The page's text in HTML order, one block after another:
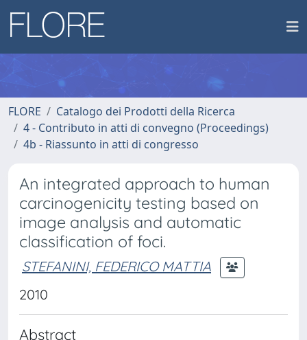
FLORE
Catalogo dei Prodotti della Ricerca
4 - Contributo in atti di convegno (Proceedings)
4b - Riassunto in atti di congresso
An integrated approach to human
carcinogenicity testing based on
image analysis and automatic
classification of foci.
STEFANINI, FEDERICO MATTIA
2010
Abstract